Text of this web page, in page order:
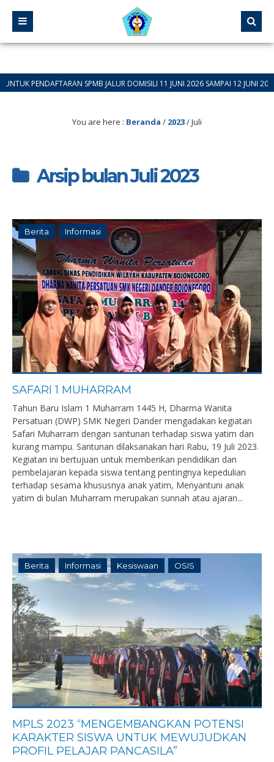
SPMB JALUR DOMISILI 11 JUNI 2026 SAMPAI 12 JUNI 2026
You are here : Beranda / 2023/Juli
Arsip bulan Juli 2023
Berita Informasi
SAFARI 1 MUHARRAM
Tahun Baru Islam 1 Muharram 1445 H, Dharma Wanita
Persatuan (DWP) SMK Negeri Dander mengadakan kegiatan
Safari Muharram dengan santunan terhadap siswa yatim dan
kurang mampu. Santunan dilaksanakan hari Rabu, 19 Juli 2023.
Kegiatan ini bertujuan untuk memberikan pendidikan dan
pembelajaran kepada siswa tentang pentingnya kepedulian
terhadap sesama khususnya anak yatim, Menyantuni anak
yatim di bulan Muharram merupakan sunnah atau ajaran...
Berita Informasi Kesiswaan OSIS
MPLS 2023 “MENGEMBANGKAN POTENSI
KARAKTER SISWA UNTUK MEWUJUDKAN
PROFIL PELAJAR PANCASILA”